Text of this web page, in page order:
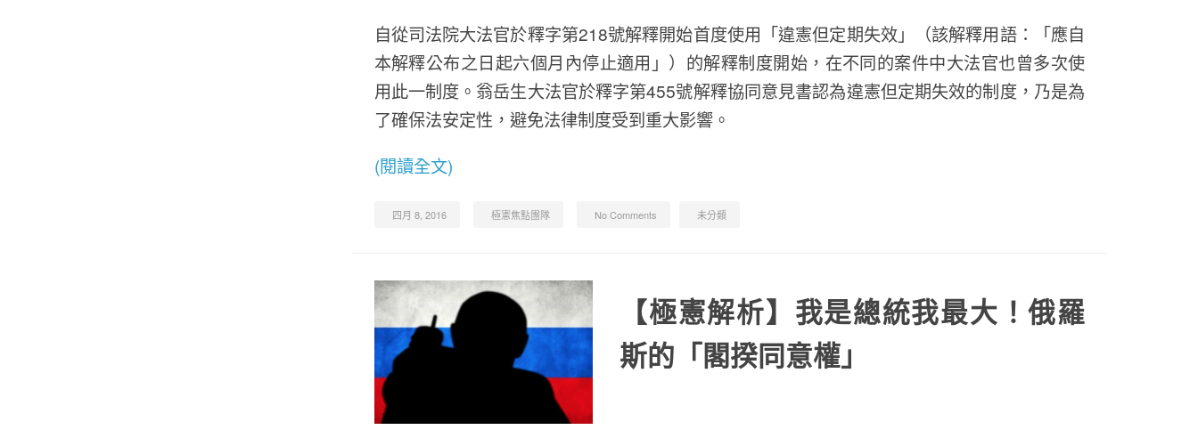
自從司法院大法官於釋字第218號解釋開始首度使用「違憲但定期失效」（該解釋用語：「應自
本解釋公布之日起六個月內停止適用」）的解釋制度開始，在不同的案件中大法官也曾多次使
用此一制度。翁岳生大法官於釋字第455號解釋協同意見書認為違憲但定期失效的制度，乃是為
了確保法安定性，避免法律制度受到重大影響。
(閱讀全文)
四月 8, 2016 極憲焦點團隊 No Comments 未分類
【極憲解析】我是總統我最大！俄羅
斯的「閣揆同意權」